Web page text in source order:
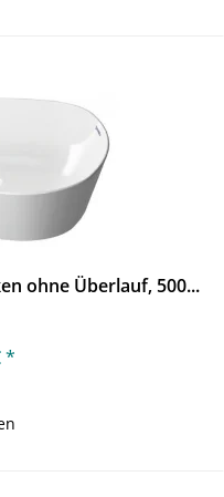
ohne Überlauf, 500...
*